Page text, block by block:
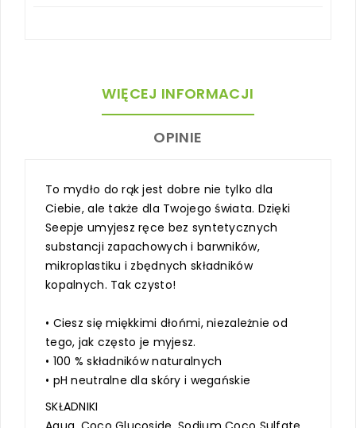
WIĘCEJ INFORMACJI
OPINIE
To mydło do rąk jest dobre nie tylko dla
Ciebie, ale także dla Twojego świata. Dzięki
Seepje umyjesz ręce bez syntetycznych
substancji zapachowych i barwników,
mikroplastiku i zbędnych składników
kopalnych. Tak czysto!
• Ciesz się miękkimi dłońmi, niezależnie od
tego, jak często je myjesz.
• 100 % składników naturalnych
• pH neutralne dla skóry i wegańskie
SKŁADNIKI